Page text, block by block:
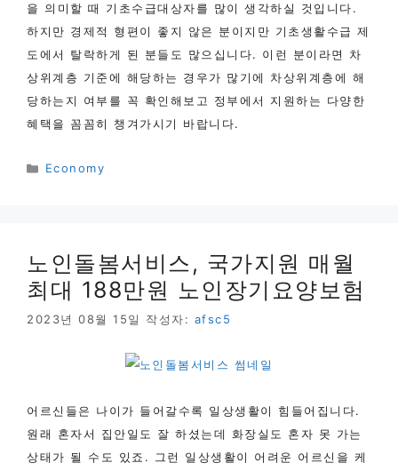
을 의미할 때 기초수급대상자를 많이 생각하실 것입니다.
하지만 경제적 형편이 좋지 않은 분이지만 기초생활수급 제
도에서 탈락하게 된 분들도 많으십니다. 이런 분이라면 차
상위계층 기준에 해당하는 경우가 많기에 차상위계층에 해
당하는지 여부를 꼭 확인해보고 정부에서 지원하는 다양한
혜택을 꼼꼼히 챙겨가시기 바랍니다.
카
Economy
노인돌봄서비스, 국가지원 매월
최대 188만원 노인장기요양보험
2023년 08월 15일 작성자: afsc5
어르신들은 나이가 들어갈수록 일상생활이 힘들어집니다.
원래 혼자서 집안일도 잘 하셨는데 화장실도 혼자 못 가는
상태가 될 수도 있죠. 그런 일상생활이 어려운 어르신을 케